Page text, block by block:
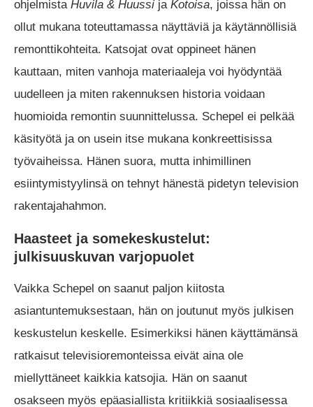
ohjelmista Huvila & Huussi ja Kotoisa, joissa hän on
ollut mukana toteuttamassa näyttäviä ja käytännöllisiä
remonttikohteita. Katsojat ovat oppineet hänen
kauttaan, miten vanhoja materiaaleja voi hyödyntää
uudelleen ja miten rakennuksen historia voidaan
huomioida remontin suunnittelussa. Schepel ei pelkää
käsityötä ja on usein itse mukana konkreettisissa
työvaiheissa. Hänen suora, mutta inhimillinen
esiintymistyylinsä on tehnyt hänestä pidetyn television
rakentajahahmon.
Haasteet ja somekeskustelut:
julkisuuskuvan varjopuolet
Vaikka Schepel on saanut paljon kiitosta
asiantuntemuksestaan, hän on joutunut myös julkisen
keskustelun keskelle. Esimerkiksi hänen käyttämänsä
ratkaisut televisioremonteissa eivät aina ole
miellyttäneet kaikkia katsojia. Hän on saanut
osakseen myös epäasiallista kritiikkiä sosiaalisessa